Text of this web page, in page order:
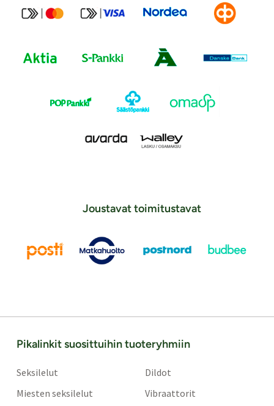
Joustavat toimitustavat
Pikalinkit suosittuihin tuoteryhmiin
Seksilelut
Miesten seksilelut
Dildot
Vibraattorit